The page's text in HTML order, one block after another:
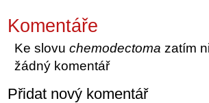
Komentáře
Ke slovuchemodectoma zatím
žádný komentář
Přidat nový komentář